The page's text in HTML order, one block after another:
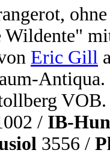
Eric Gill
VOB.
/ IB-
3556 /